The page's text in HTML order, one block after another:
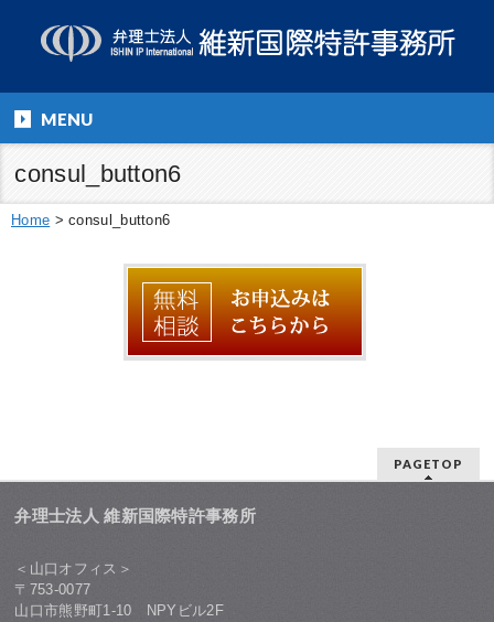
MENU
consul_button6
Home >consul_button6
PAGETOP
弁理士法人 維新国際特許事務所
＜山口オフィス＞
〒753-0077
山口市熊野町1-10 NPYビル2F